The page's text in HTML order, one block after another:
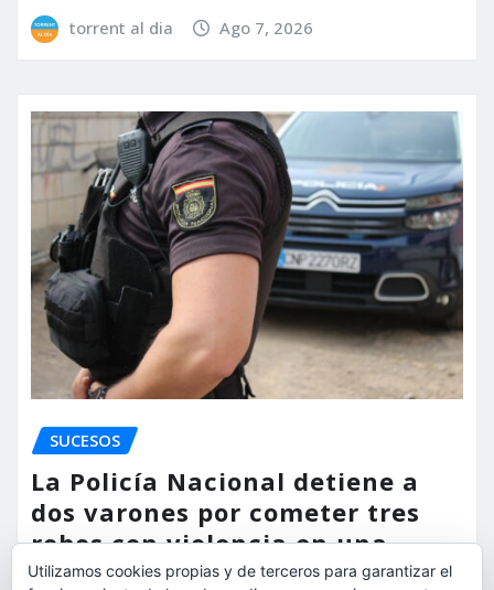
torrent al dia Ago 7, 2026
SUCESOS
La Policía Nacional detiene a
dos varones por cometer tres
robos con violencia en una
misma mañana
Utilizamos cookies propias y de terceros para garantizar el